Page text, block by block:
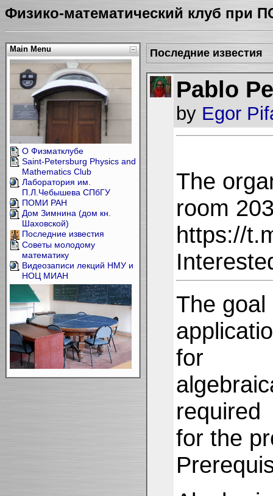
Физико-математический клуб при
Main Menu
О Физматклубе
Saint-Petersburg Physics and
Mathematics Club
Лаборатория им.
П.Л.Чебышева СПбГУ
ПОМИ РАН
Дом Зимнина (дом кн.
Шаховской)
Последние известия
Советы молодому
математику
Видеозаписи лекций НМУ и
НОЦ МИАН
Последние известия
Pablo
by Egor
The
room
https://
The goal
for
required
for the